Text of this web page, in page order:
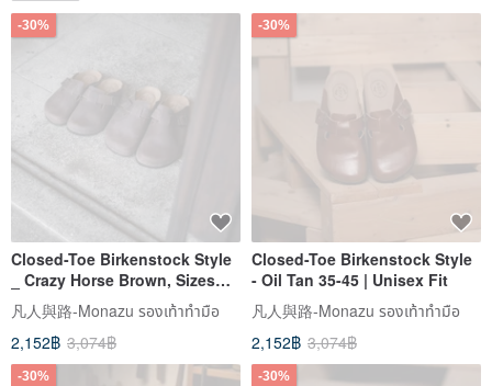
-30%
Closed-Toe Birkenstock Style
_ Crazy Horse Brown, Sizes
35-45, Men's Version
凡人與路-Monazu รองเท้าทำมือ
2,152฿ 3,074฿
-30%
Closed-Toe Birkenstock Style
- Oil Tan 35-45 | Unisex Fit
凡人與路-Monazu รองเท้าทำมือ
2,152฿ 3,074฿
-30% -30%